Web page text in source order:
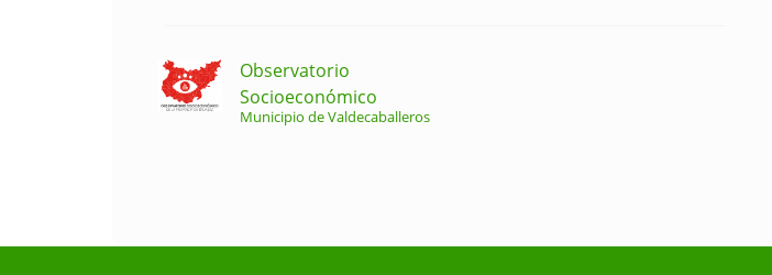
Observatorio
Socioeconómico
Municipio de Valdecaballeros